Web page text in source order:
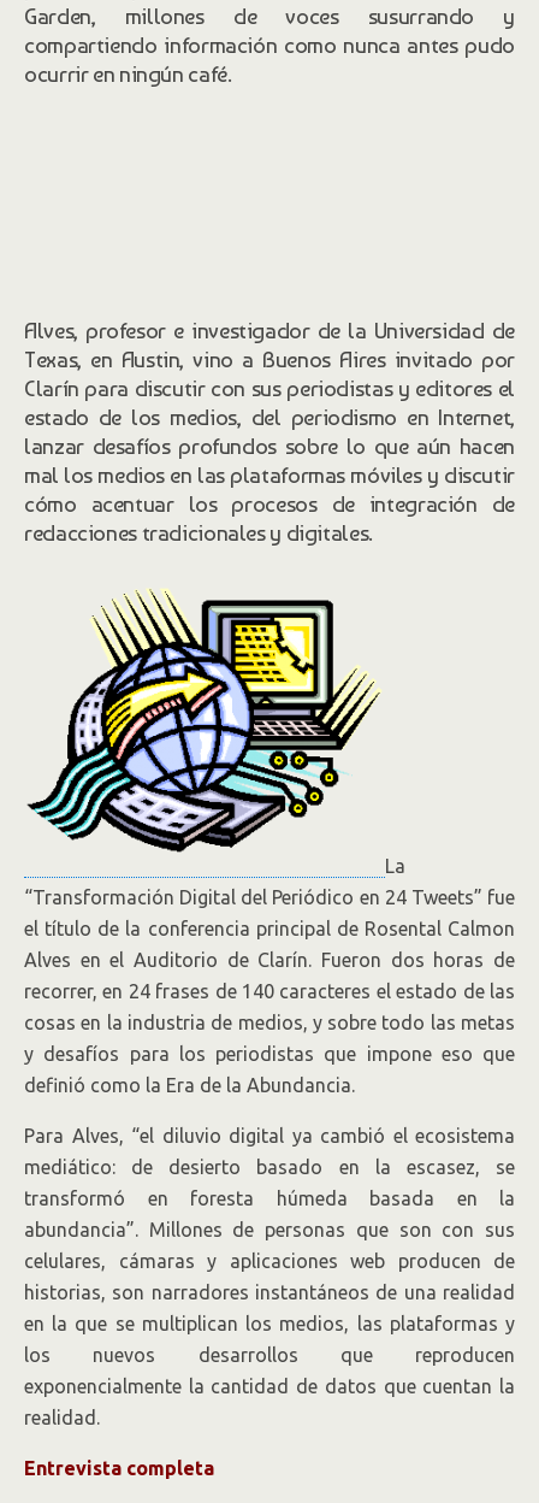
Garden, millones de voces susurrando y
compartiendo información como nunca antes pudo
ocurrir en ningún café.
Alves, profesor e investigador de la Universidad de
Texas, en Austin, vino a Buenos Aires invitado por
Clarín para discutir con sus periodistas y editores el
estado de los medios, del periodismo en Internet,
lanzar desafíos profundos sobre lo que aún hacen
mal los medios en las plataformas móviles y discutir
cómo acentuar los procesos de integración de
redacciones tradicionales y digitales.
La
“Transformación Digital del Periódico en 24 Tweets” fue
el título de la conferencia principal de Rosental Calmon
Alves en el Auditorio de Clarín. Fueron dos horas de
recorrer, en 24 frases de 140 caracteres el estado de las
cosas en la industria de medios, y sobre todo las metas
y desafíos para los periodistas que impone eso que
definió como la Era de la Abundancia.
Para Alves, “el diluvio digital ya cambió el ecosistema
mediático: de desierto basado en la escasez, se
transformó en foresta húmeda basada en la
abundancia”. Millones de personas que son con sus
celulares, cámaras y aplicaciones web producen de
historias, son narradores instantáneos de una realidad
en la que se multiplican los medios, las plataformas y
los nuevos desarrollos que reproducen
exponencialmente la cantidad de datos que cuentan la
realidad.
Entrevista completa